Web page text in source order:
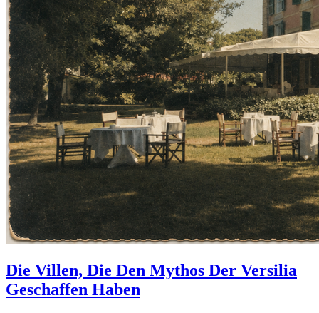
Die Villen, Die Den Mythos Der Versilia
Geschaffen Haben